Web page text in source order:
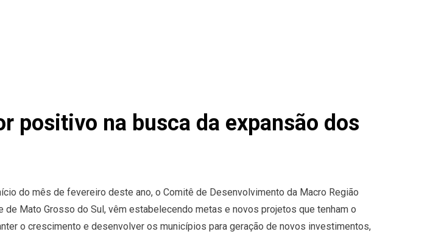
positivo na busca da expansão dos
do mês de fevereiro deste ano, o Comitê de Desenvolvimento da Macro Região
de Mato Grosso do Sul, vêm estabelecendo metas e novos projetos que tenham o
o crescimento e desenvolver os municípios para geração de novos investimentos,